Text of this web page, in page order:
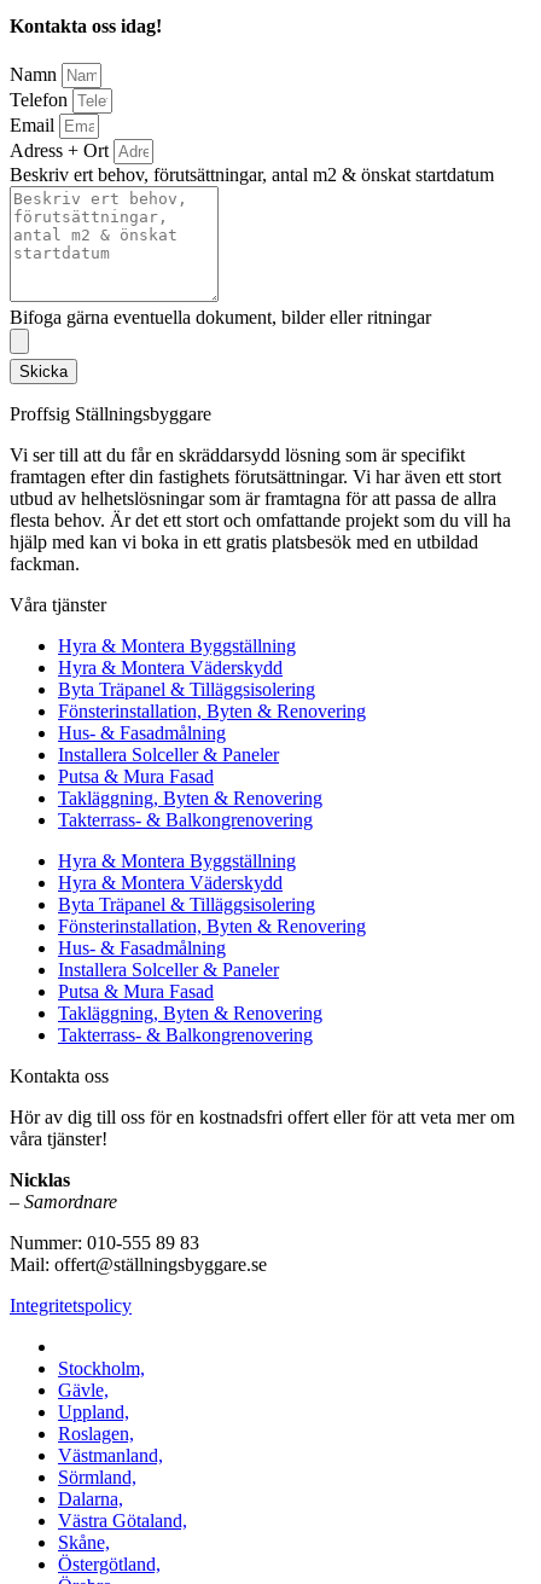
Kontakta oss idag!
Namn
Telefon
Email
Adress + Ort
Beskriv ert behov, förutsättningar, antal m2 & önskat startdatum
Bifoga gärna eventuella dokument, bilder eller ritningar
Skicka
Proffsig Ställningsbyggare
Vi ser till att du får en skräddarsydd lösning som är specifikt
framtagen efter din fastighets förutsättningar. Vi har även ett stort
utbud av helhetslösningar som är framtagna för att passa de allra
flesta behov. Är det ett stort och omfattande projekt som du vill ha
hjälp med kan vi boka in ett gratis platsbesök med en utbildad
fackman.
Våra tjänster
Hyra & Montera Byggställning
Hyra & Montera Väderskydd
Byta Träpanel & Tilläggsisolering
Fönsterinstallation, Byten & Renovering
Hus- & Fasadmålning
Installera Solceller & Paneler
Putsa & Mura Fasad
Takläggning, Byten & Renovering
Takterrass- & Balkongrenovering
Hyra & Montera Byggställning
Hyra & Montera Väderskydd
Byta Träpanel & Tilläggsisolering
Fönsterinstallation, Byten & Renovering
Hus- & Fasadmålning
Installera Solceller & Paneler
Putsa & Mura Fasad
Takläggning, Byten & Renovering
Takterrass- & Balkongrenovering
Kontakta oss
Hör av dig till oss för en kostnadsfri offert eller för att veta mer om
våra tjänster!
Nicklas
– Samordnare
Nummer: 010-555 89 83
Mail: offert@ställningsbyggare.se
Integritetspolicy
Stockholm,
Gävle,
Uppland,
Roslagen,
Västmanland,
Sörmland,
Dalarna,
Västra Götaland,
Skåne,
Östergötland,